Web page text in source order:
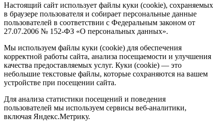
Настоящий сайт использует файлы куки (cookie), сохраняемых
в браузере пользователя и собирает персональные данные
пользователей в соответствии с Федеральным законом от
27.07.2006 № 152-ФЗ «О персональных данных».
Мы используем файлы куки (cookie) для обеспечения
корректной работы сайта, анализа посещаемости и улучшения
качества предоставляемых услуг. Куки (cookie) — это
небольшие текстовые файлы, которые сохраняются на вашем
устройстве при посещении сайта.
Для анализа статистики посещений и поведения
пользователей мы используем сервисы веб-аналитики,
включая Яндекс.Метрику.